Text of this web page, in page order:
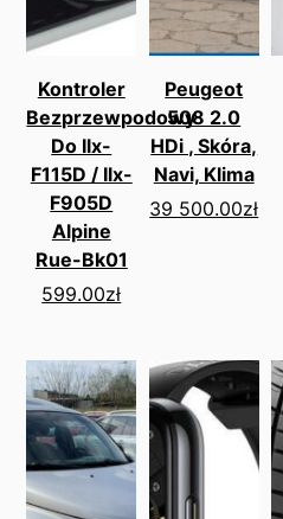
Kontroler
Bezprzewpodowy
Do Ilx-
F115D / Ilx-
F905D
Alpine
Rue-Bk01
599.00zł
Peugeot
508 2.0
HDi , Skóra,
Navi, Klima
39 500.00zł